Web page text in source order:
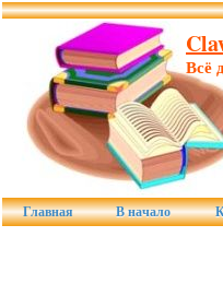
Всё
Главная В начало